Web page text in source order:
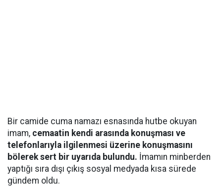
Bir camide cuma namazı esnasında hutbe okuyan
imam, cemaatin kendi arasında konuşması ve
telefonlarıyla ilgilenmesi üzerine konuşmasını
bölerek sert bir uyarıda bulundu. İmamın minberden
yaptığı sıra dışı çıkış sosyal medyada kısa sürede
gündem oldu.